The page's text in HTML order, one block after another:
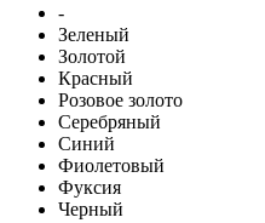
-
Зеленый
Золотой
Красный
Розовое золото
Серебряный
Синий
Фиолетовый
Фуксия
Черный